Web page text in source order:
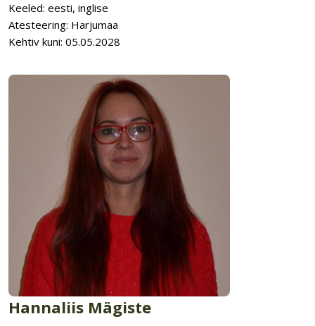
Keeled: eesti, inglise
Atesteering: Harjumaa
Kehtiv kuni: 05.05.2028
Hannaliis Mägiste